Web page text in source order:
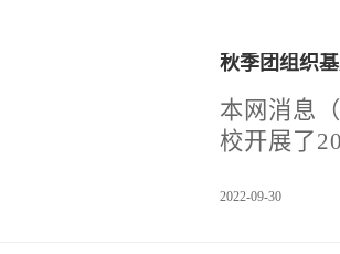
秋季团组织
本网消息
校开展了
基层团组
2022-09-30